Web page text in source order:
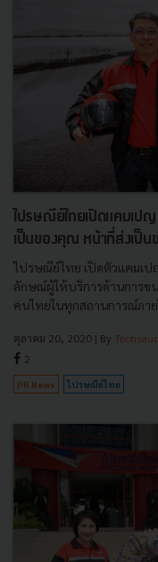
ไปรษณีย์ไทยเปิดแคมเป
เป็นของคุณ หน้าที่ส่งเป็นข
ไปรษณีย์ไทย เปิดตัวแคมเป
ลักษณ์ผู้ให้บริการด้านการข
คนไทยในทุกสถานการณ์ภา
ตุลาคม 20, 2020 | By
2
PR News ไปรษณีย์ไทย